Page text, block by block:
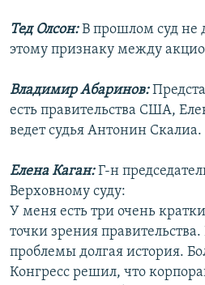
Тед Олсон:В прошлом суд не
этому признаку между
Владимир Абаринов:
есть правительства США,
ведет судья Антонин Скалиа.
Елена Каган:Г-н
Верховному суду:
У меня есть три очень
точки зрения
проблемы долгая история.
Конгресс решил, что